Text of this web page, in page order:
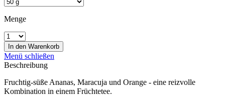
Menge
In den Warenkorb
Menü schließen
Beschreibung
Fruchtig-süße Ananas, Maracuja und Orange - eine reizvolle
Kombination in einem Früchtetee.